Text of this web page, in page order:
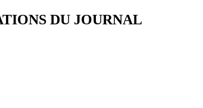
DU JOURNAL